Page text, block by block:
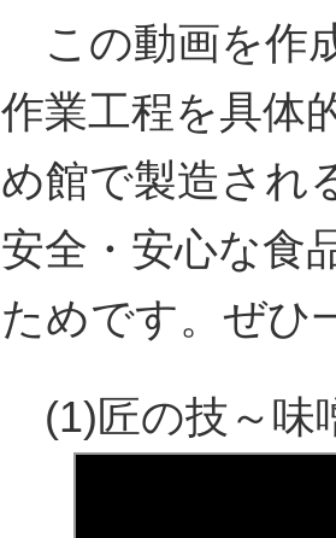
この動画を作
作業工程を具体
め館で製造され
安全・安心な食
ためです。ぜひ
(1)匠の技～味